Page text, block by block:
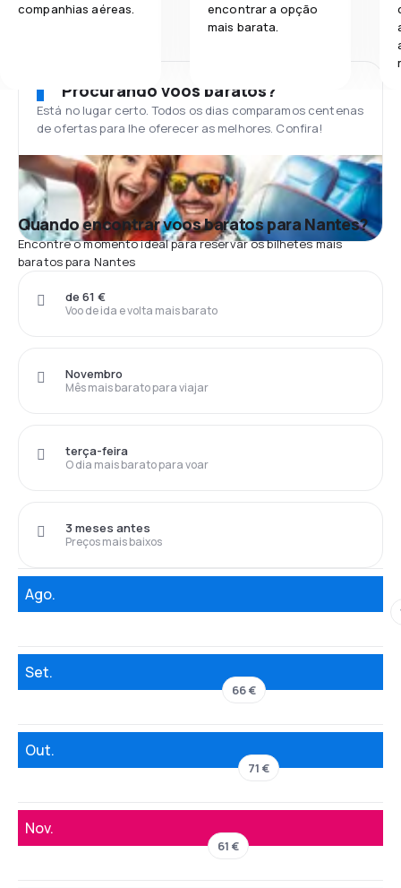
companhias aéreas.
encontrar a opção
mais barata.
Procurando voos baratos?
Está no lugar certo. Todos os dias comparamos centenas
de ofertas para lhe oferecer as melhores. Confira!
Quando encontrar voos baratos para Nantes?
Encontre o momento ideal para reservar os bilhetes mais
baratos para Nantes
Voo de ida e volta mais barato
de 61 €
Mês mais barato para viajar
Novembro
O dia mais barato para voar
terça-feira
Preços mais baixos
3 meses antes
Ago.
Set.
66 €
Out.
71 €
Nov.
61 €